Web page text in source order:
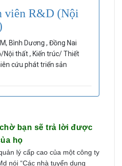
viên R&D (Nội
Bình Dương , Đồng Nai
Nội thất , Kiến trúc/ Thiết
cứu phát triển sản
bạn sẽ trả lời được
họ
lý cấp cao của một công ty
nói “Các nhà tuyển dụng